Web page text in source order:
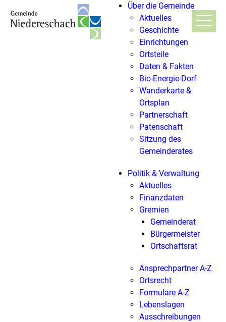
Über die Gemeinde
Aktuelles
Geschichte
Einrichtungen
Ortsteile
Daten & Fakten
Bio-Energie-Dorf
Wanderkarte &
Ortsplan
Partnerschaft
Patenschaft
Sitzung des
Gemeinderates
Politik & Verwaltung
Aktuelles
Finanzdaten
Gremien
Gemeinderat
Bürgermeister
Ortschaftsrat
Ansprechpartner A-Z
Ortsrecht
Formulare A-Z
Lebenslagen
Ausschreibungen